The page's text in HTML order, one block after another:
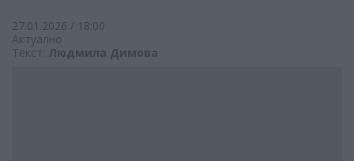
27.01.2026 / 18:00
Актуално
Текст: Людмила Димова